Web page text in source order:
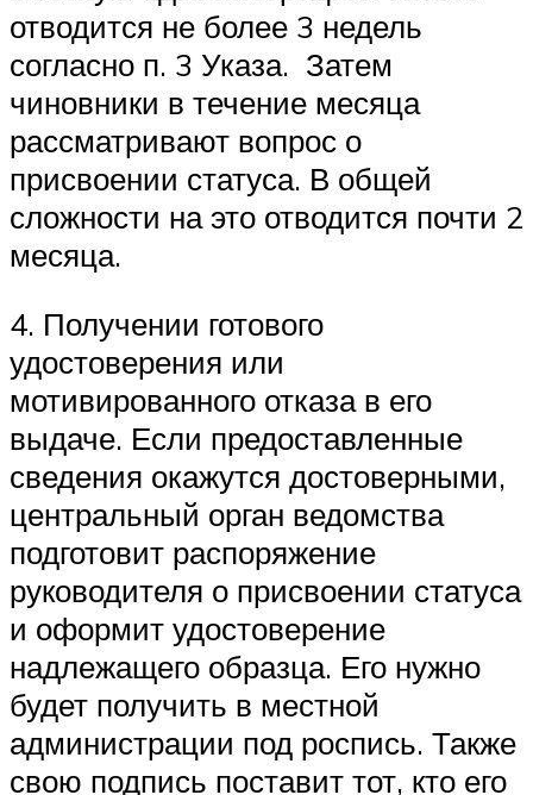
отводится не более 3 недель
согласно п. 3 Указа. Затем
чиновники в течение месяца
рассматривают вопрос о
присвоении статуса. В общей
сложности на это отводится почти 2
месяца.
4. Получении готового
удостоверения или
мотивированного отказа в его
выдаче. Если предоставленные
сведения окажутся достоверными,
центральный орган ведомства
подготовит распоряжение
руководителя о присвоении статуса
и оформит удостоверение
надлежащего образца. Его нужно
будет получить в местной
администрации под роспись. Также
свою подпись поставит тот, кто его